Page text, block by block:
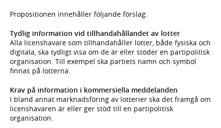
Propositionen innehåller följande förslag:
Tydlig information vid tillhandahållandet av lotter
Alla licenshavare som tillhandahåller lotter, både fysiska och
digitala, ska tydligt visa om de är eller stöder en partipolitisk
organisation. Till exempel ska partiets namn och symbol
finnas på lotterna.
Krav på information i kommersiella meddelanden
I bland annat marknadsföring av lotterier ska det framgå om
licenshavaren är eller ger stöd till en partipolitisk
organisation.